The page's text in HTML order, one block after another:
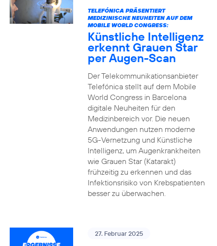
TELEFÓNICA PRÄSENTIERT
MEDIZINISCHE NEUHEITEN AUF DEM
MOBILE WORLD CONGRESS:
Künstliche Intelligenz
erkennt Grauen Star
per Augen-Scan
Der Telekommunikationsanbieter
Telefónica stellt auf dem Mobile
World Congress in Barcelona
digitale Neuheiten für den
Medizinbereich vor. Die neuen
Anwendungen nutzen moderne
5G-Vernetzung und Künstliche
Intelligenz, um Augenkrankheiten
wie Grauen Star (Katarakt)
frühzeitig zu erkennen und das
Infektionsrisiko von Krebspatienten
besser zu überwachen.
27. Februar 2025